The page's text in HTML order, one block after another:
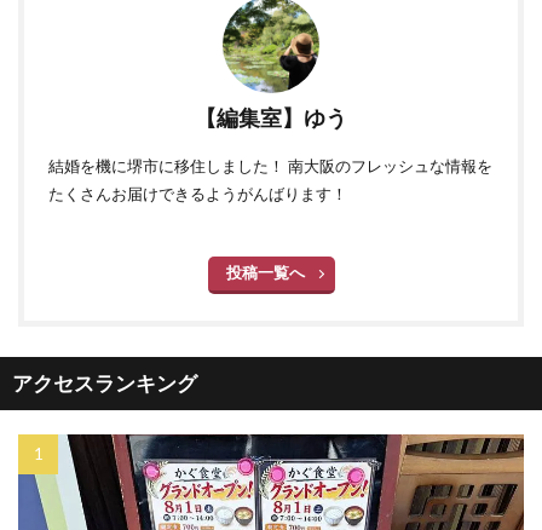
【編集室】ゆう
結婚を機に堺市に移住しました！ 南大阪のフレッシュな情報を
たくさんお届けできるようがんばります！
投稿一覧へ
アクセスランキング